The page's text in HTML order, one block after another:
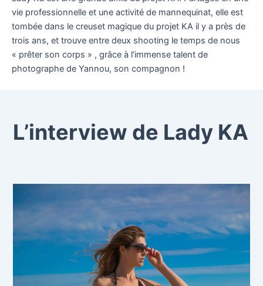
vie professionnelle et une activité de mannequinat, elle est
tombée dans le creuset magique du projet KA il y a près de
trois ans, et trouve entre deux shooting le temps de nous
« prêter son corps » , grâce à l’immense talent de
photographe de Yannou, son compagnon !
L’interview de Lady KA